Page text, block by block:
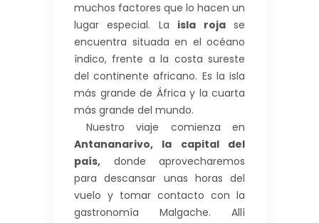
muchos factores que lo hacen un
lugar especial. La isla rojase
encuentra situada en el océano
índico, frente a la costa sureste
del continente africano. Es la isla
más grande de África y la cuarta
más grande del mundo.
Nuestro viaje comienza en
Antananarivo, la capital del
país, donde aprovecharemos
para descansar unas horas del
vuelo y tomar contacto con la
gastronomía Malgache. Allí